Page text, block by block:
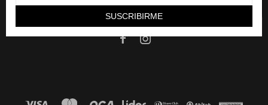
SUSCRIBIRME
SUSCRIBIRME
 